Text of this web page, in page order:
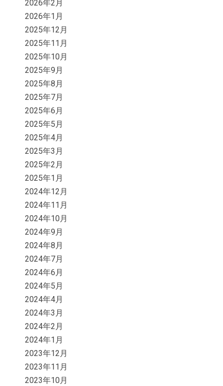
2026年2月
2026年1月
2025年12月
2025年11月
2025年10月
2025年9月
2025年8月
2025年7月
2025年6月
2025年5月
2025年4月
2025年3月
2025年2月
2025年1月
2024年12月
2024年11月
2024年10月
2024年9月
2024年8月
2024年7月
2024年6月
2024年5月
2024年4月
2024年3月
2024年2月
2024年1月
2023年12月
2023年11月
2023年10月